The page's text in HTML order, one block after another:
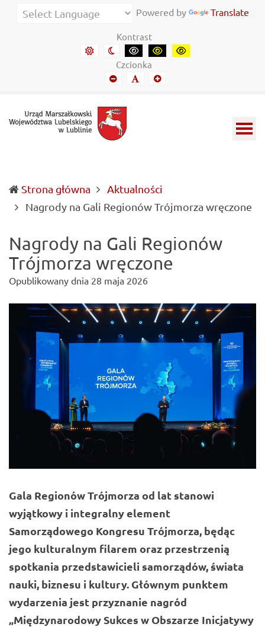
Urząd Marszałkowski Województwa Lubelskiego w
Informacje o wojewódzkich władzach samorządowych i
Powered by Translate
Kontrast
Domyślny kontrast
Kontrast nocny
Kontrast czarny-biały
Kontrast czarny-żółty
Kontrast żółto-
Czcionka
Mniejszy fontDomyślny font
Mniejszy font
Strona główna
Aktualności
Nagrody na Gali Regionów Trójmorza wręczone
Nagrody na Gali Regionów
Trójmorza wręczone
Opublikowany dnia 28 maja 2026
Gala Regionów Trójmorza od lat stanowi
wyjątkowy i integralny element
Samorządowego Kongresu Trójmorza, będąc
jego kulturalnym filarem oraz przestrzenią
spotkania przedstawicieli samorządów, świata
nauki, biznesu i kultury. Głównym punktem
wydarzenia jest przyznanie nagród
„Międzynarodowy Sukces w Obszarze Inicjatywy